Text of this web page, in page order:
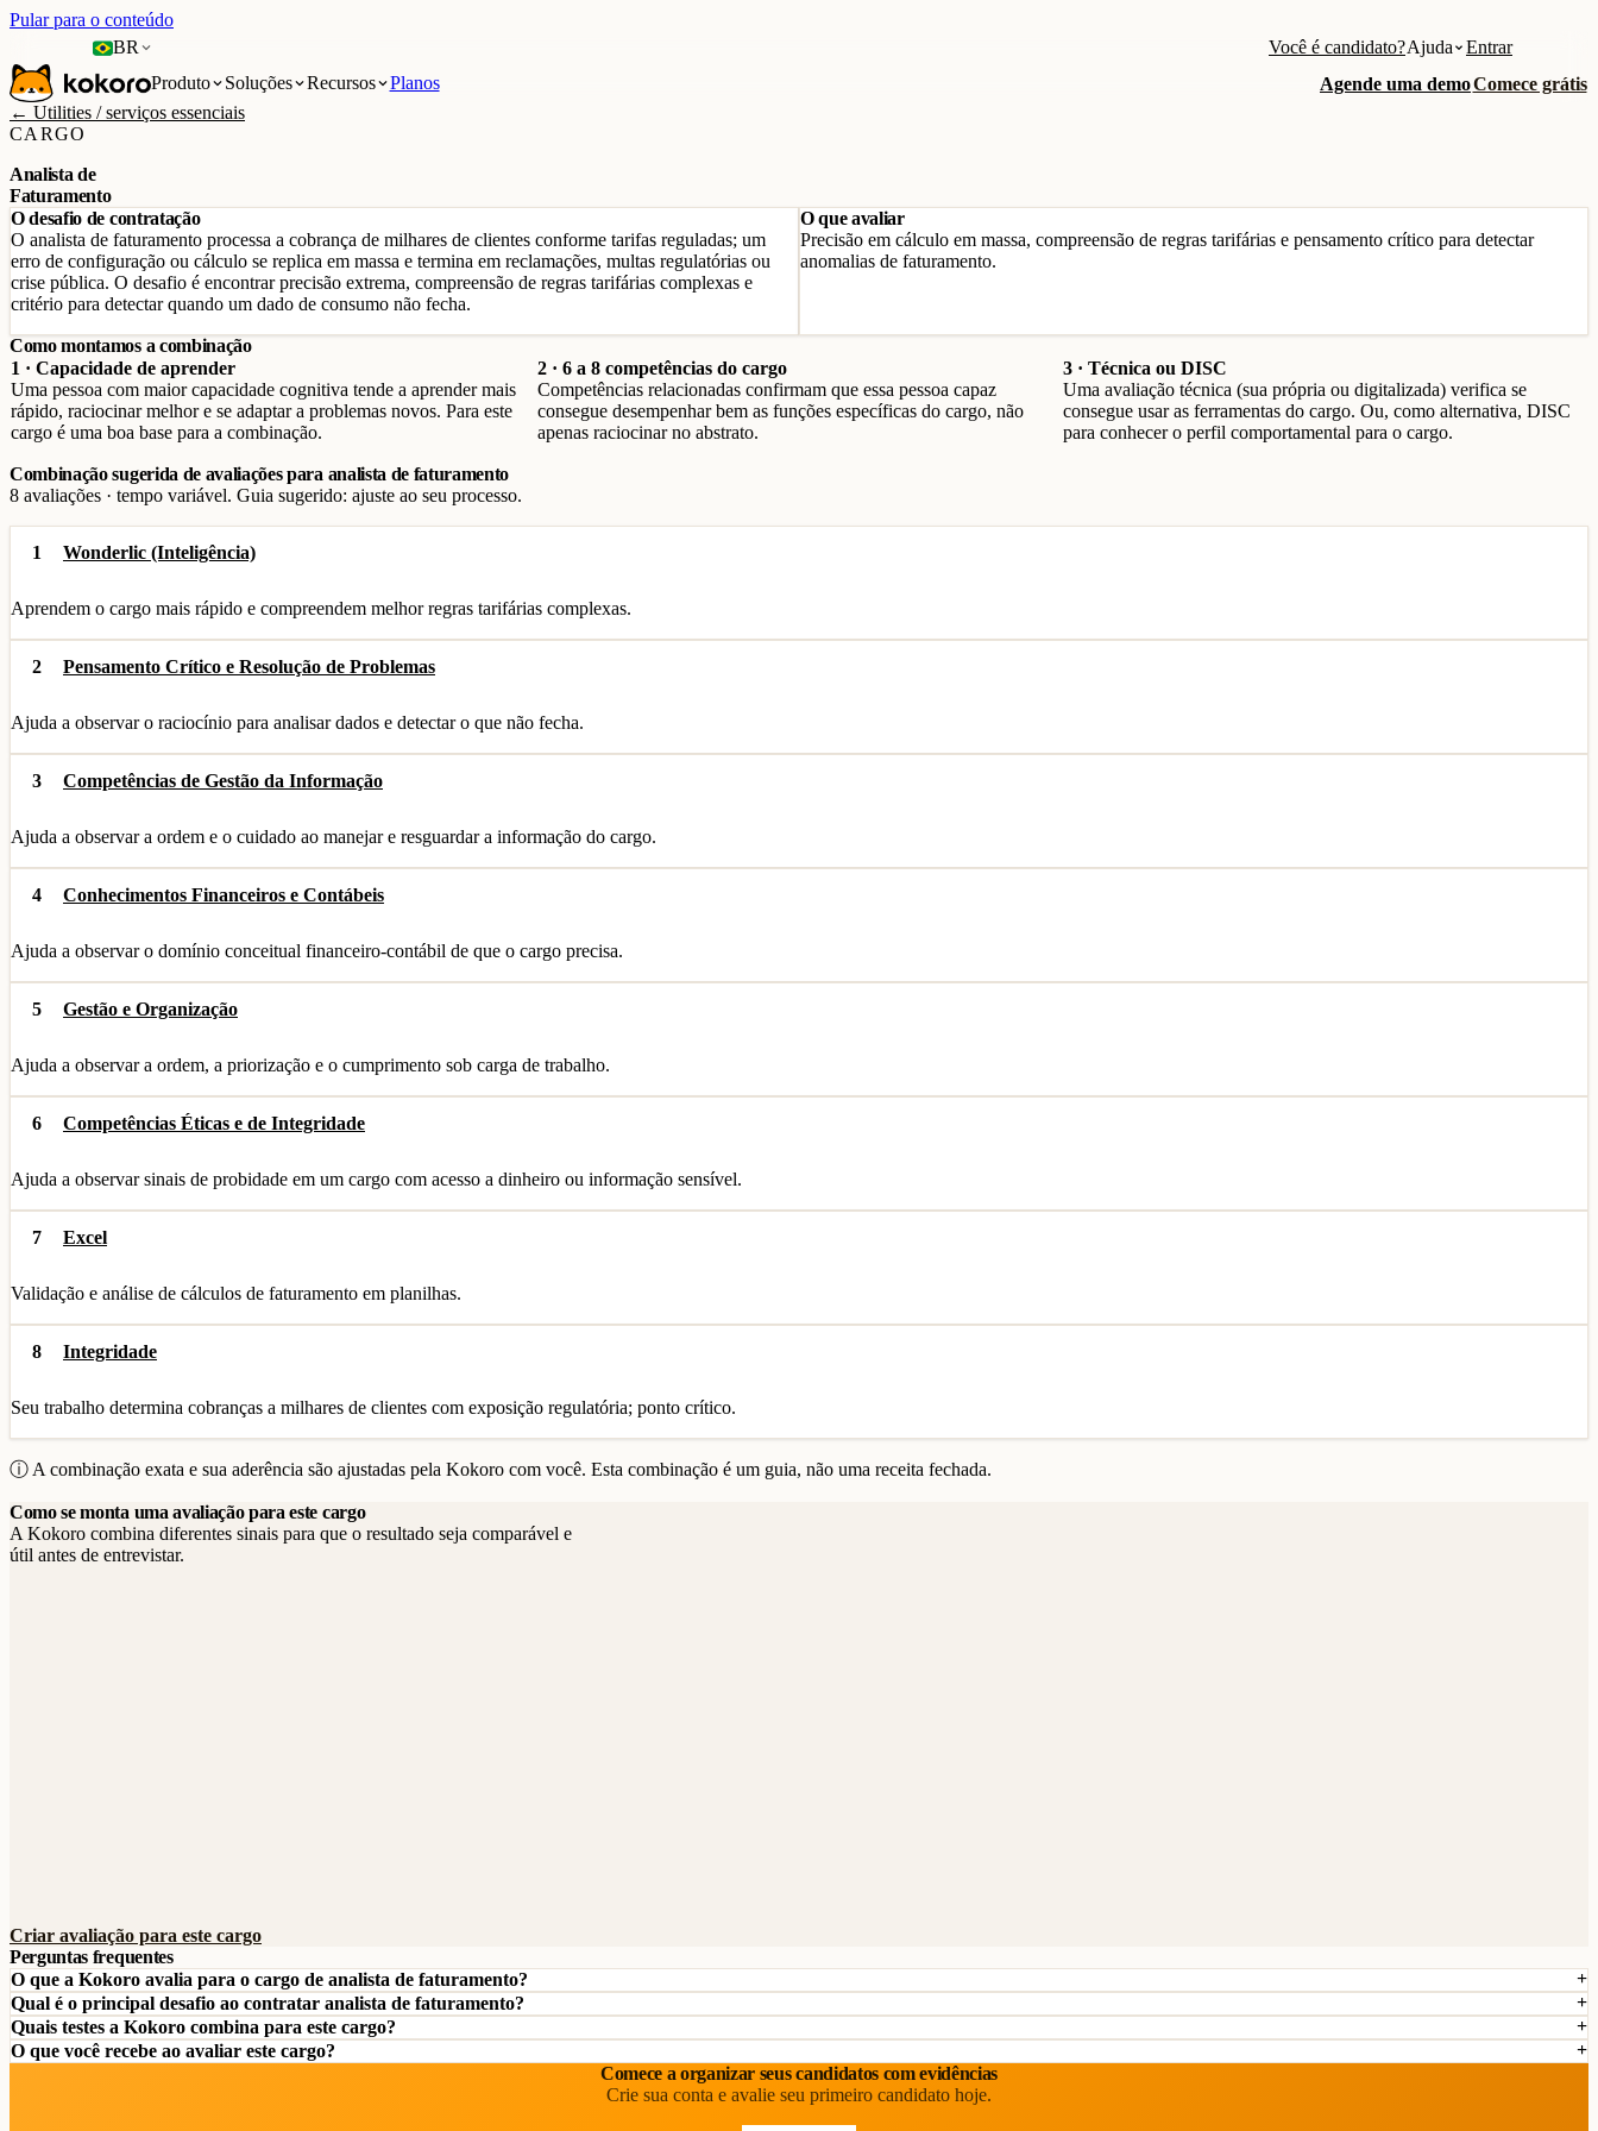
Pular para o conteúdo
BR
Você é candidato?Ajuda
Entrar
Produto
Soluções Recursos Planos Agende uma demoComece grátis
← Utilities / serviços essenciais
CARGO
Analista de
Faturamento
O desafio de contratação
O analista de faturamento processa a cobrança de milhares de clientes conforme tarifas reguladas; um
erro de configuração ou cálculo se replica em massa e termina em reclamações, multas regulatórias ou
crise pública. O desafio é encontrar precisão extrema, compreensão de regras tarifárias complexas e
critério para detectar quando um dado de consumo não fecha.
O que avaliar
Precisão em cálculo em massa, compreensão de regras tarifárias e pensamento crítico para detectar
anomalias de faturamento.
Como montamos a combinação
1 · Capacidade de aprender
Uma pessoa com maior capacidade cognitiva tende a aprender mais
rápido, raciocinar melhor e se adaptar a problemas novos. Para este
cargo é uma boa base para a combinação.
2 · 6 a 8 competências do cargo
Competências relacionadas confirmam que essa pessoa capaz
consegue desempenhar bem as funções específicas do cargo, não
apenas raciocinar no abstrato.
3 · Técnica ou DISC
Uma avaliação técnica (sua própria ou digitalizada) verifica se
consegue usar as ferramentas do cargo. Ou, como alternativa, DISC
para conhecer o perfil comportamental para o cargo.
Combinação sugerida de avaliações para analista de faturamento
8 avaliações · tempo variável. Guia sugerido: ajuste ao seu processo.
1 Wonderlic (Inteligência)
Aprendem o cargo mais rápido e compreendem melhor regras tarifárias complexas.
2 Pensamento Crítico e Resolução de Problemas
Ajuda a observar o raciocínio para analisar dados e detectar o que não fecha.
3 Competências de Gestão da Informação
Ajuda a observar a ordem e o cuidado ao manejar e resguardar a informação do cargo.
4 Conhecimentos Financeiros e Contábeis
Ajuda a observar o domínio conceitual financeiro-contábil de que o cargo precisa.
5 Gestão e Organização
Ajuda a observar a ordem, a priorização e o cumprimento sob carga de trabalho.
6 Competências Éticas e de Integridade
Ajuda a observar sinais de probidade em um cargo com acesso a dinheiro ou informação sensível.
7 Excel
Validação e análise de cálculos de faturamento em planilhas.
8 Integridade
Seu trabalho determina cobranças a milhares de clientes com exposição regulatória; ponto crítico.
ⓘ A combinação exata e sua aderência são ajustadas pela Kokoro com você. Esta combinação é um guia, não uma receita fechada.
Como se monta uma avaliação para este cargo
A Kokoro combina diferentes sinais para que o resultado seja comparável e
útil antes de entrevistar.
Criar avaliação para este cargo
Perguntas frequentes
O que a Kokoro avalia para o cargo de analista de faturamento?
Qual é o principal desafio ao contratar analista de faturamento?
Quais testes a Kokoro combina para este cargo?
O que você recebe ao avaliar este cargo?
Comece a organizar seus candidatos com evidências
Crie sua conta e avalie seu primeiro candidato hoje.